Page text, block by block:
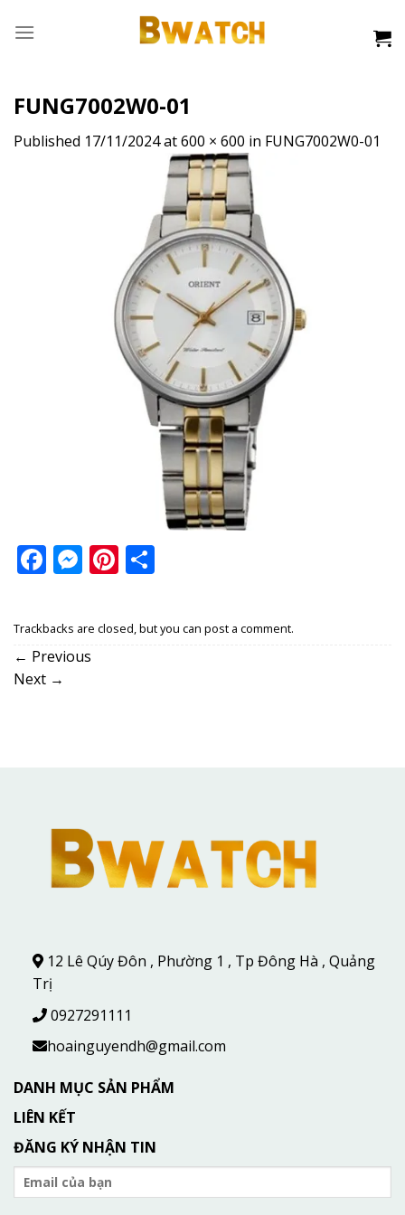
FUNG7002W0-01
Published 17/11/2024at600 × 600 in FUNG7002W0-01
Facebook
Messenger
Pinterest
Trackbacks are closed, but you can post a comment.
← Previous
Next →
12 Lê Qúy Đôn , Phường 1 , Tp Đông Hà , Quảng
Trị
0927291111
hoainguyendh@gmail.com
DANH MỤC SẢN PHẨM
LIÊN KẾT
ĐĂNG KÝ NHẬN TIN